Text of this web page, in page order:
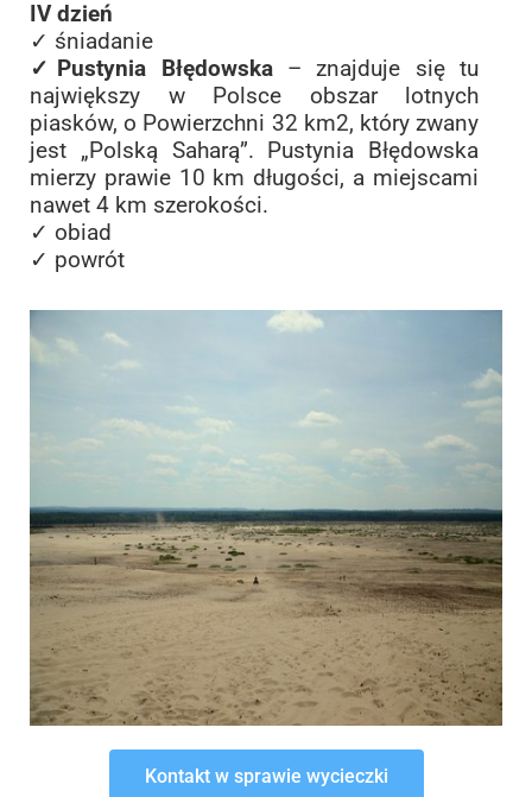
IV dzień
✓ śniadanie
✓Pustynia Błędowska – znajduje się tu
największy w Polsce obszar lotnych
piasków, o Powierzchni 32 km2, który zwany
jest „Polską Saharą”. Pustynia Błędowska
mierzy prawie 10 km długości, a miejscami
nawet 4 km szerokości.
✓ obiad
✓ powrót
Kontakt w sprawie wycieczki